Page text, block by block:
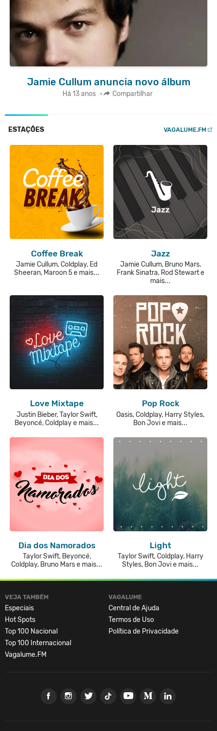
Jamie Cullum anuncia novo álbum
Há 13 anos • Compartilhar
ESTAÇÕES VAGALUME.FM
Coffee Break
Jamie Cullum, Coldplay, Ed
Sheeran, Maroon 5 e mais...
Jazz
Jamie Cullum, Bruno Mars,
Frank Sinatra, Rod Stewart e
mais...
Love Mixtape
Justin Bieber, Taylor Swift,
Beyoncé, Coldplay e mais...
Pop Rock
Oasis, Coldplay, Harry Styles,
Bon Jovi e mais...
Dia dos Namorados
Taylor Swift, Beyoncé,
Coldplay, Bruno Mars e mais...
Light
Taylor Swift, Coldplay, Harry
Styles, Bon Jovi e mais...
VEJA TAMBÉM
Especiais
Hot Spots
Top 100 Nacional
Top 100 Internacional
Vagalume.FM
VAGALUME
Central de Ajuda
Termos de Uso
Política de Privacidade